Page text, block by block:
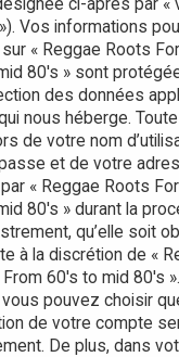
Vos informations
« Reggae Roots
80's » sont
des données
nous héberge.
de votre nom
et de votre
« Reggae Roots
80's » durant la
qu’elle soit
à la discrétion de «
From 60's to mid 80's
vous pouvez choisir
de votre compte
De plus, dans